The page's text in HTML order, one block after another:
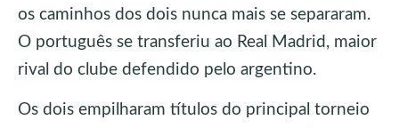
os caminhos dos dois nunca mais se separaram.
O português se transferiu ao Real Madrid, maior
rival do clube defendido pelo argentino.
Os dois empilharam títulos do principal torneio